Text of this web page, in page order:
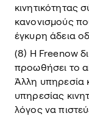
κινητικότητας
κανονισμούς
έγκυρη άδεια
(8) Η Freenow
προωθήσει το
Άλλη υπηρεσία
υπηρεσίας
λόγος να